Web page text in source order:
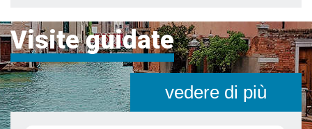
Visite guidate